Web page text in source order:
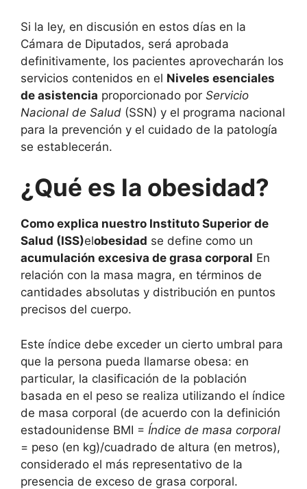
Si la ley, en discusión en estos días en la
Cámara de Diputados, será aprobada
definitivamente, los pacientes aprovecharán los
servicios contenidos en el Niveles esenciales
de asistencia proporcionado por Servicio
Nacional de Salud (SSN) y el programa nacional
para la prevención y el cuidado de la patología
se establecerán.
¿Qué es la obesidad?
Como explica nuestro Instituto Superior de
Salud (ISS)elobesidad se define como un
acumulación excesiva de grasa corporal En
relación con la masa magra, en términos de
cantidades absolutas y distribución en puntos
precisos del cuerpo.
Este índice debe exceder un cierto umbral para
que la persona pueda llamarse obesa: en
particular, la clasificación de la población
basada en el peso se realiza utilizando el índice
de masa corporal (de acuerdo con la definición
estadounidense BMI = Índice de masa corporal
= peso (en kg)/cuadrado de altura (en metros),
considerado el más representativo de la
presencia de exceso de grasa corporal.